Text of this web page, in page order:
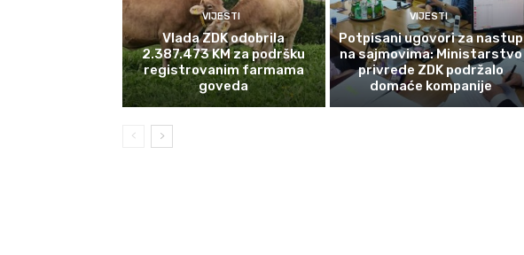
VIJESTI
Vlada ZDK odobrila
2.387.473 KM za podršku
registrovanim farmama
goveda
VIJESTI
Potpisani ugovori za nastup
na sajmovima: Ministarstvo
privrede ZDK podržalo
domaće kompanije